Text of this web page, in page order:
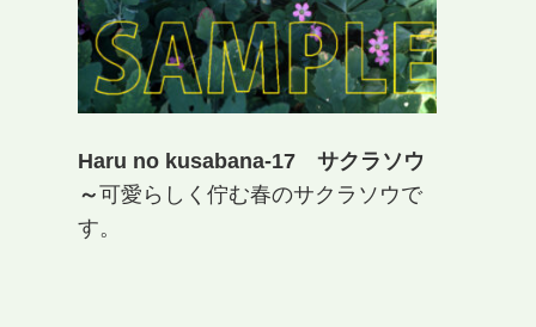
Haru no kusabana-17 サクラソウ
～可愛らしく佇む春のサクラソウで
す。